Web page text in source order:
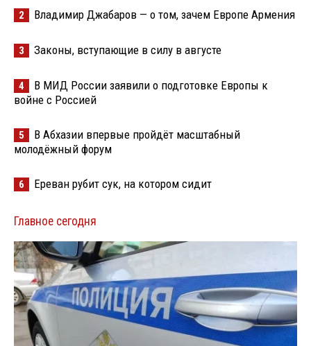
2 Владимир Джабаров — о том, зачем Европе Армения
3 Законы, вступающие в силу в августе
4
В МИД России заявили о подготовке Европы к
войне с Россией
5
В Абхазии впервые пройдёт масштабный
молодёжный форум
6 Ереван рубит сук, на котором сидит
Главное сегодня